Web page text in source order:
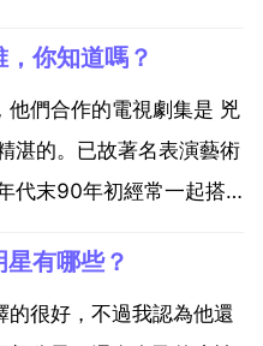
一起來了解一下吧。首
兩人一起合作了 神鵰俠侶
你知道嗎？
他們合作的電視劇集是 兇
湛的。已故著名表演藝術
代末90年初經常一起搭
這一形象出現，形成了
系列 1984年...
有哪些？
很好，不過我認為他還